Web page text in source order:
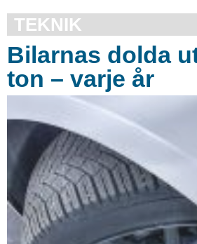
TEKNIK
Bilarnas dolda
ton – varje år